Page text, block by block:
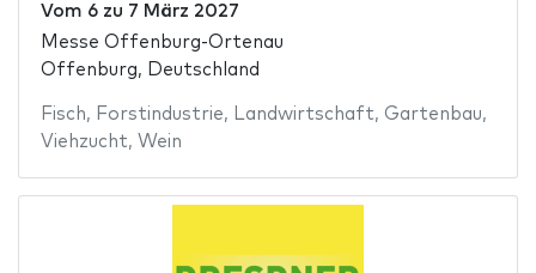
Vom 6zu 7 März 2027
Messe Offenburg-Ortenau
Offenburg, Deutschland
Fisch, Forstindustrie, Landwirtschaft, Gartenbau,
Viehzucht, Wein